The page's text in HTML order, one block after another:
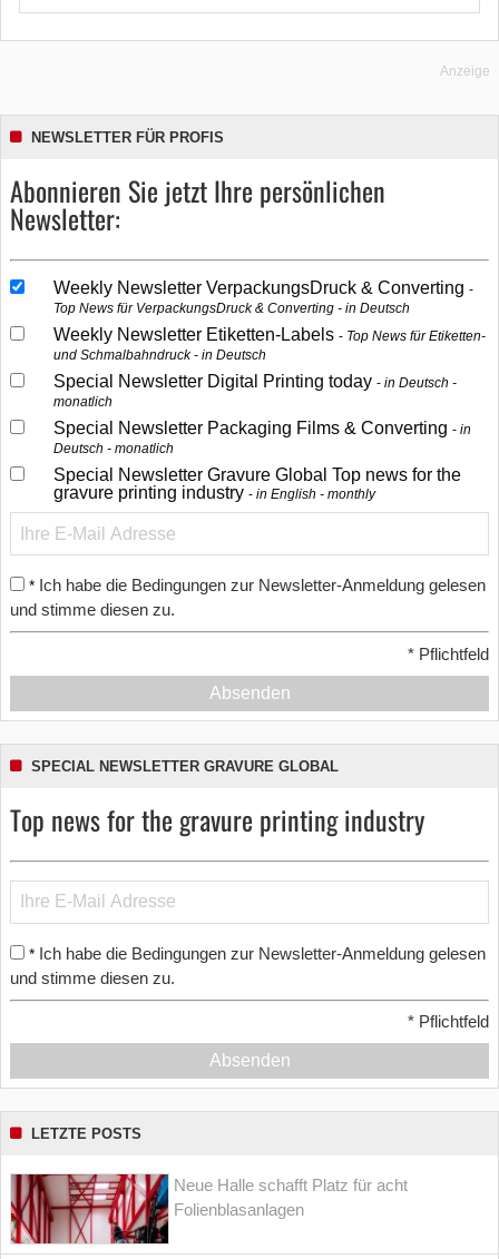
Anzeige
NEWSLETTER FÜR PROFIS
Abonnieren Sie jetzt Ihre persönlichen
Newsletter:
Weekly Newsletter VerpackungsDruck & Converting
Top News für VerpackungsDruck & Converting - in Deutsch
Weekly Newsletter Etiketten-Labels
Top News für Etiketten-
und Schmalbahndruck - in Deutsch
Special Newsletter Digital Printing today
in Deutsch -
monatlich
Special Newsletter Packaging Films & Converting
in
Deutsch - monatlich
Special Newsletter Gravure Global Top news for the
gravure printing industry
in English - monthly
* Ich habe die Bedingungen zur Newsletter-Anmeldung gelesen
und stimme diesen zu.
* Pflichtfeld
Absenden
SPECIAL NEWSLETTER GRAVURE GLOBAL
Top news for the gravure printing industry
* Ich habe die Bedingungen zur Newsletter-Anmeldung gelesen
und stimme diesen zu.
* Pflichtfeld
Absenden
LETZTE POSTS
Neue Halle schafft Platz für acht
Folienblasanlagen